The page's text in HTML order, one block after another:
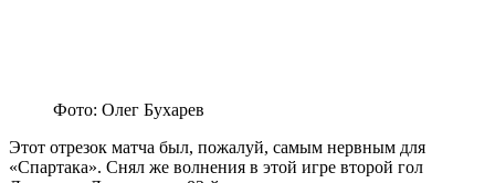
Фото: Олег Бухарев
Этот отрезок матча был, пожалуй, самым нервным для
«Спартака». Снял же волнения в этой игре второй гол